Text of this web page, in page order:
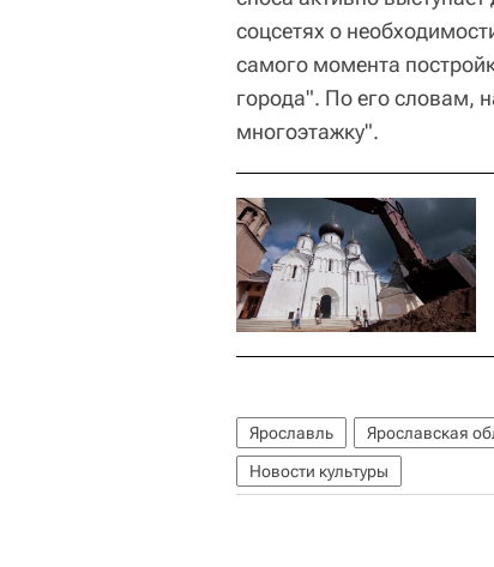
соцсетях о
самого момента
города". По его словам,
многоэтажку".
Ярославль Ярославская
Новости культуры